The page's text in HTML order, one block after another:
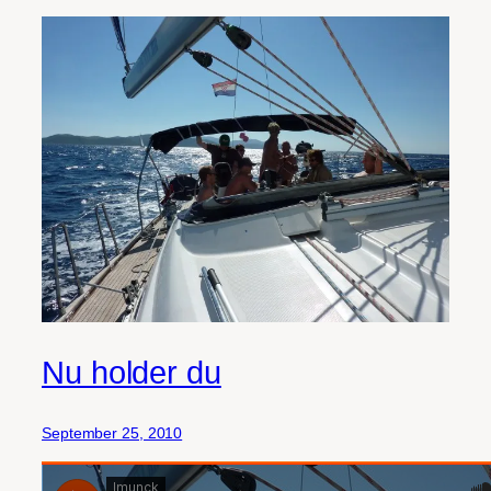
Nu holder du
September 25, 2010